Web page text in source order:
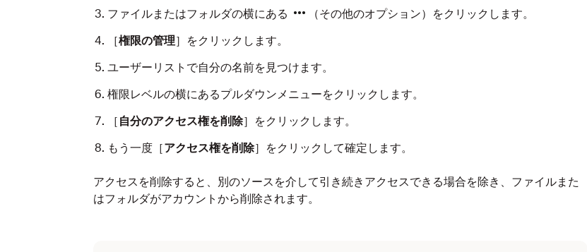
ファイルまたはフォルダの横にある
（その他のオプション）をクリックします。
［権限の管理］をクリックします。
ユーザーリストで自分の名前を見つけます。
権限レベルの横にあるプルダウンメニューをクリックします。
［ 自分のアクセス権を削除］をクリックします。
もう一度［アクセス権を削除］をクリックして確定します。
アクセスを削除すると、別のソースを介して引き続きアクセスできる場合を除き、ファイルまた
はフォルダがアカウントから削除されます。